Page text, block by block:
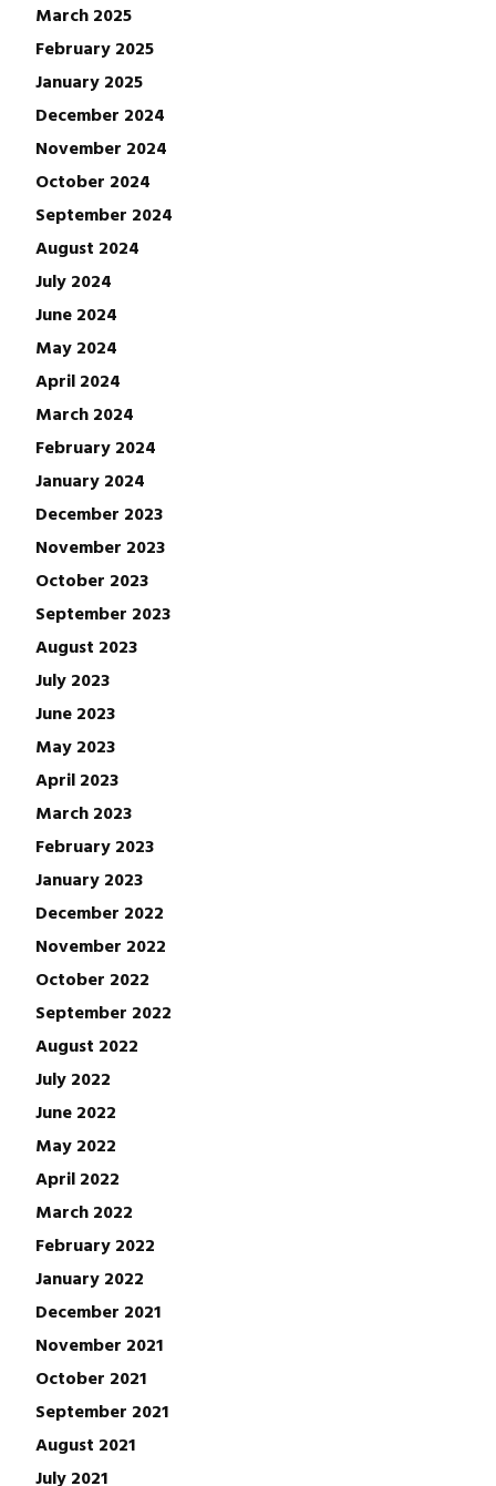
March 2025
February 2025
January 2025
December 2024
November 2024
October 2024
September 2024
August 2024
July 2024
June 2024
May 2024
April 2024
March 2024
February 2024
January 2024
December 2023
November 2023
October 2023
September 2023
August 2023
July 2023
June 2023
May 2023
April 2023
March 2023
February 2023
January 2023
December 2022
November 2022
October 2022
September 2022
August 2022
July 2022
June 2022
May 2022
April 2022
March 2022
February 2022
January 2022
December 2021
November 2021
October 2021
September 2021
August 2021
July 2021